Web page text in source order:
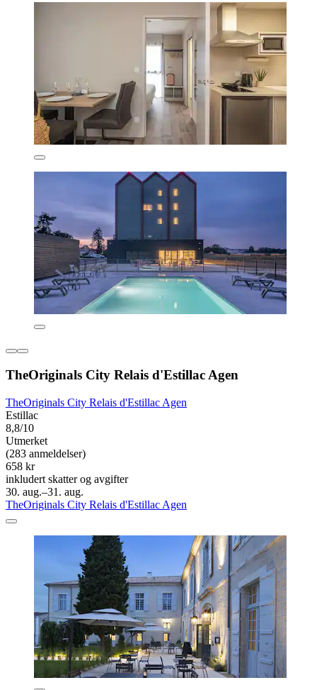
TheOriginals City Relais d'Estillac Agen
TheOriginals City Relais d'Estillac Agen
Estillac
8,8/10
Utmerket
(283 anmeldelser)
658 kr
inkludert skatter og avgifter
30. aug.–31. aug.
TheOriginals City Relais d'Estillac Agen